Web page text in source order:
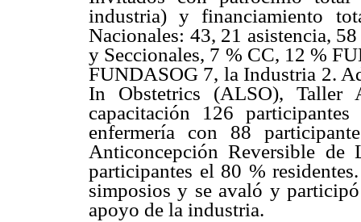
industria) y financiamiento
Nacionales: 43, 21 asistencia,
y Seccionales, 7 % CC, 12 %
FUNDASOG 7, la Industria 2.
In Obstetrics (ALSO), Taller
capacitación 126
enfermería con 88
Anticoncepción Reversible de
participantes el 80 %
simposios y se avaló y
apoyo de la industria.